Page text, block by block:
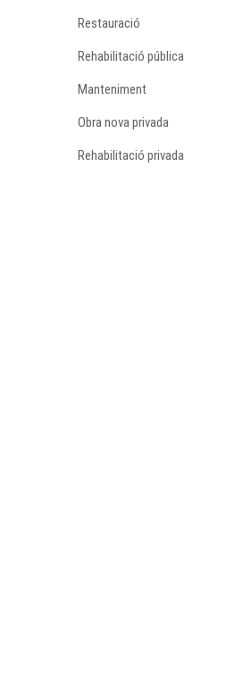
Restauració
Rehabilitació pública
Manteniment
Obra nova privada
Rehabilitació privada